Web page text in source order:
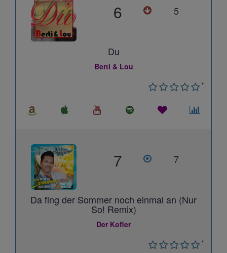
6 5
Du
Berti & Lou
*
7 7
Da fing der Sommer noch einmal an (Nur
So! Remix)
Der Kofler
*